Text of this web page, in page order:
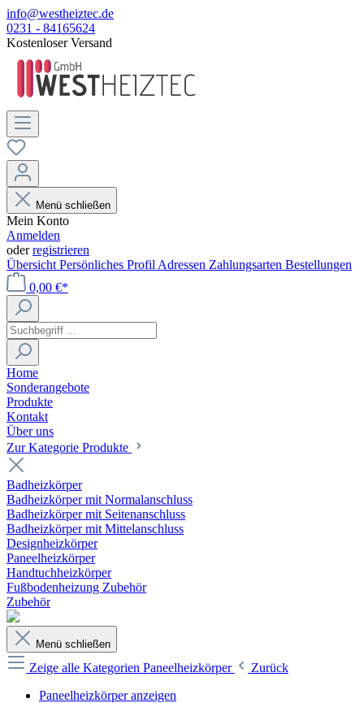
info@westheiztec.de
0231 - 84165624
Kostenloser Versand
Menü schließen
Mein Konto
Anmelden
oderregistrieren
Übersicht Persönliches Profil Adressen Zahlungsarten Bestellungen
0,00 €*
Home
Sonderangebote
Produkte
Kontakt
Über uns
Zur Kategorie Produkte
Badheizkörper
Badheizkörper mit Normalanschluss
Badheizkörper mit Seitenanschluss
Badheizkörper mit Mittelanschluss
Designheizkörper
Paneelheizkörper
Handtuchheizkörper
Fußbodenheizung Zubehör
Zubehör
Menü schließen
Zeige alle Kategorien Paneelheizkörper
Zurück
Paneelheizkörper anzeigen